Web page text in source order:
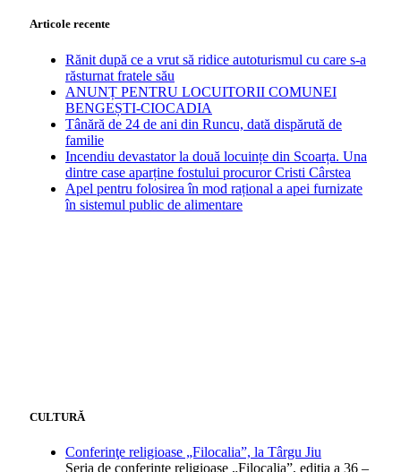
Articole recente
Rănit după ce a vrut să ridice autoturismul cu care s-a
răsturnat fratele său
ANUNȚ PENTRU LOCUITORII COMUNEI
BENGEȘTI-CIOCADIA
Tânără de 24 de ani din Runcu, dată dispărută de
familie
Incendiu devastator la două locuințe din Scoarța. Una
dintre case aparține fostului procuror Cristi Cârstea
Apel pentru folosirea în mod rațional a apei furnizate
în sistemul public de alimentare
CULTURĂ
Conferinţe religioase „Filocalia”, la Târgu Jiu
Seria de conferinţe religioase „Filocalia”, editia a 36 –